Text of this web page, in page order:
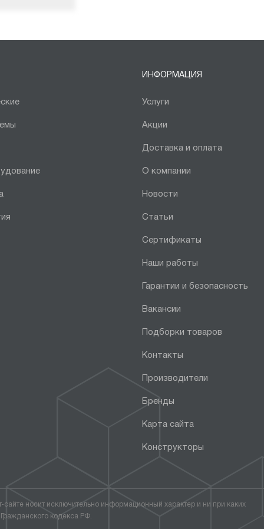
ИНФОРМАЦИЯ
Услуги
Акции
Доставка и оплата
О компании
Новости
Статьи
Сертификаты
Наши работы
Гарантии и безопасность
Вакансии
Подборки товаров
Контакты
Производители
Бренды
Карта сайта
Конструкторы
носит исключительно информационный характер и ни при каких
кодекса РФ.